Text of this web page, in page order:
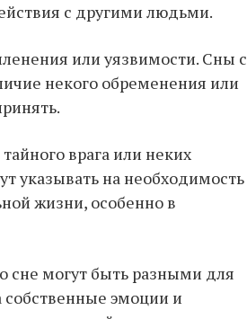
с другими людьми.
или уязвимости. Сны с
некого обременения или
врага или неких
указывать на необходимость
жизни, особенно в
сне могут быть разными для
собственные эмоции и